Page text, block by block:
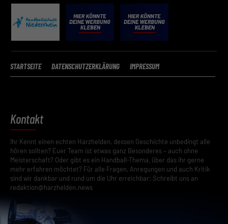
STARTSEITE DATENSCHUTZERKLÄRUNG IMPRESSUM
Kontakt
Ihr Kennt einen echten Harzhelden, dessen Geschichte unbedingt alle
hören sollten? Euer Team ist etwas ganz Besonderes – auch ohne
Meisterschaft? Oder gibt es ein Handball-Thema, über das ihr gerne
mehr erfahren möchtet? Für alle Fragen, Anregungen und auch Kritik
sind wir dankbar und rund um die Uhr erreichbar: Schreibt uns an
redaktion@harzhelden.news